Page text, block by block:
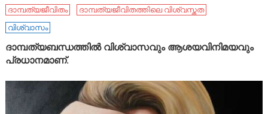
ദാമ്പത്യജീവിതം
ദാമ്പത്യജീവിതത്തിലെ വിശ്വസ്തത
വിശ്വാസം
ദാമ്പത്യബന്ധത്തിൽ വിശ്വാസവും ആശയവിനിമയവും
പ്രധാനമാണ്.